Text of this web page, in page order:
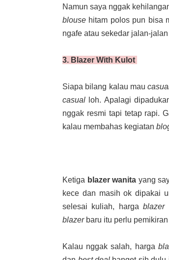
Namun saya nggak
blouse hitam polos pun bisa
ngafe atau sekedar jalan-
3. Blazer With Kulot
Siapa bilang kalau mau
casual loh. Apalagi
nggak resmi tapi tetap rapi.
kalau membahas kegiatan
Ketiga blazer wanita yang
kece dan masih ok dipakai
selesai kuliah, hargablazer
blazer baru itu perlu
Kalau nggak salah, harga